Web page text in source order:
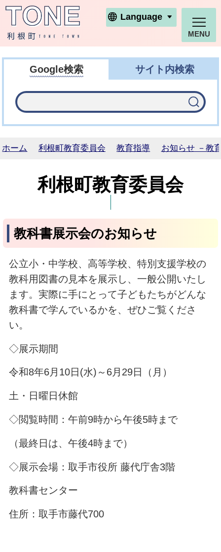
利根町ホームページ
Language
MENU
Google検索 サイト内検索
ホーム 利根町教育委員会 教育指導 お知らせ －教
利根町教育委員会
教科書展示会のお知らせ
公立小・中学校、高等学校、特別支援学校の
教科用図書の見本を展示し、一般公開いたし
ます。実際に手にとって子どもたちがどんな
教科書で学んでいるかを、ぜひご覧くださ
い。
◇展示期間
令和8年6月10日(水)～6月29日（月）
土・日曜日休館
◇閲覧時間：午前9時から午後5時まで
（最終日は、午後4時まで）
◇展示会場：取手市役所 藤代庁舎3階
教科書センター
住所：取手市藤代700